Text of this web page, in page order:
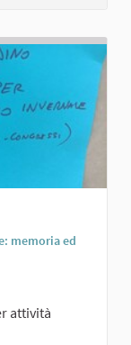
memoria ed
attività